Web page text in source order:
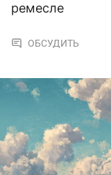
ремесле
ОБСУДИТЬ